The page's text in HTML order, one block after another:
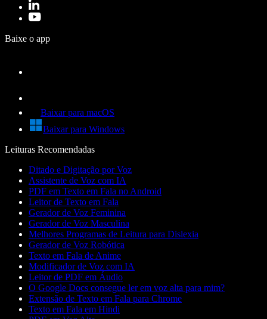
Baixe o app
Baixar para macOS
Baixar para Windows
Leituras Recomendadas
Ditado e Digitação por Voz
Assistente de Voz com IA
PDF em Texto em Fala no Android
Leitor de Texto em Fala
Gerador de Voz Feminina
Gerador de Voz Masculina
Melhores Programas de Leitura para Dislexia
Gerador de Voz Robótica
Texto em Fala de Anime
Modificador de Voz com IA
Leitor de PDF em Áudio
O Google Docs consegue ler em voz alta para mim?
Extensão de Texto em Fala para Chrome
Texto em Fala em Hindi